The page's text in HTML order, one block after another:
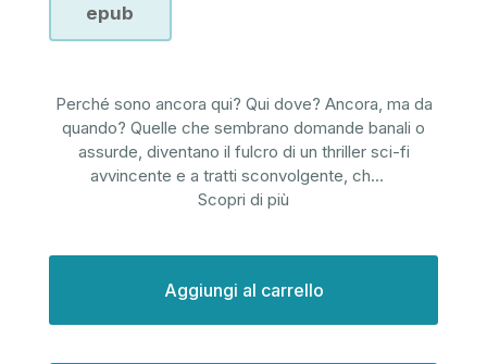
epub
Perché sono ancora qui? Qui dove? Ancora, ma da
quando? Quelle che sembrano domande banali o
assurde, diventano il fulcro di un thriller sci-fi
avvincente e a tratti sconvolgente, ch...
Scopri di più